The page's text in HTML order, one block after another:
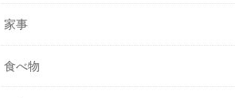
家事
食べ物